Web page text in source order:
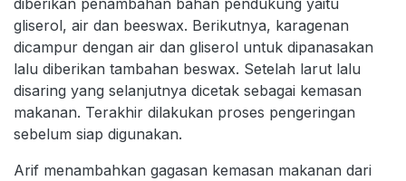
diberikan penambahan bahan pendukung yaitu
gliserol, air dan beeswax. Berikutnya, karagenan
dicampur dengan air dan gliserol untuk dipanasakan
lalu diberikan tambahan beswax. Setelah larut lalu
disaring yang selanjutnya dicetak sebagai kemasan
makanan. Terakhir dilakukan proses pengeringan
sebelum siap digunakan.
Arif menambahkan gagasan kemasan makanan dari